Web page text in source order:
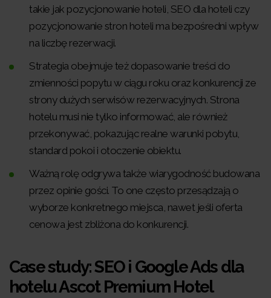
takie jak pozycjonowanie hoteli, SEO dla hoteli czy
pozycjonowanie stron hoteli ma bezpośredni wpływ
na liczbę rezerwacji.
Strategia obejmuje też dopasowanie treści do
zmienności popytu w ciągu roku oraz konkurencji ze
strony dużych serwisów rezerwacyjnych. Strona
hotelu musi nie tylko informować, ale również
przekonywać, pokazując realne warunki pobytu,
standard pokoi i otoczenie obiektu.
Ważną rolę odgrywa także wiarygodność budowana
przez opinie gości. To one często przesądzają o
wyborze konkretnego miejsca, nawet jeśli oferta
cenowa jest zbliżona do konkurencji.
Case study: SEO i Google Ads dla
hotelu Ascot Premium Hotel